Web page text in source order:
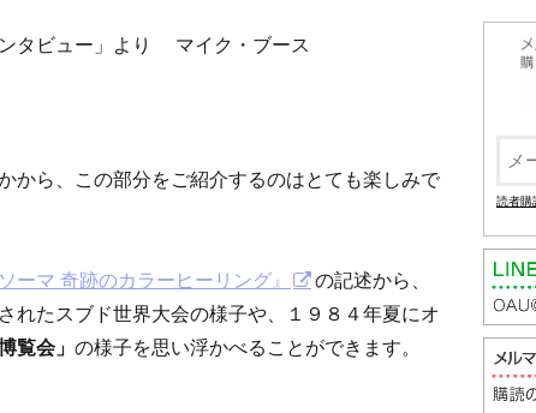
ー」より マイク・ブース
から、この部分をご紹介するのはとても楽しみで
ーマ 奇跡のカラーヒーリング』
の記述から、
れたスブド世界大会の様子や、１９８４年夏にオ
覧会」 の様子を思い浮かべることができます。
読者購